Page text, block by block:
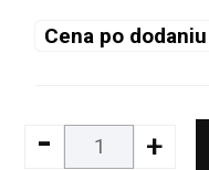
Cena po
- +